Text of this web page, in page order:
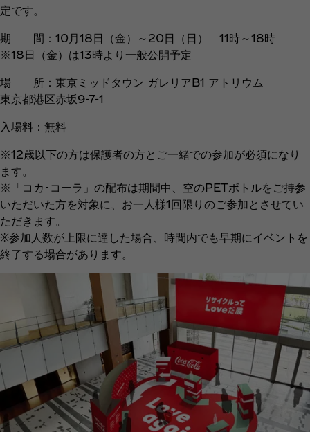
定です。
期 間：10月18日（金）～20日（日） 11時～18時
※18日（金）は13時より一般公開予定
場 所：東京ミッドタウン ガレリアB1 アトリウム
東京都港区赤坂9-7-1
入場料：無料
※12歳以下の方は保護者の方とご一緒での参加が必須になり
ます。
※「コカ･コーラ」の配布は期間中、空のPETボトルをご持参
いただいた方を対象に、お一人様1回限りのご参加とさせてい
ただきます。
※参加人数が上限に達した場合、時間内でも早期にイベントを
終了する場合があります。